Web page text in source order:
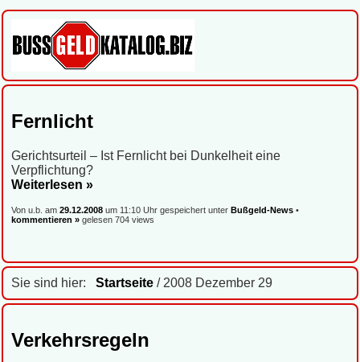
Sie sind hier: Startseite / 2008 Dezember 29
Verkehrsregeln
Fernlicht
Gerichtsurteil – Ist Fernlicht bei Dunkelheit eine
Verpflichtung?
Weiterlesen »
Von u.b. am 29.12.2008 um 11:10 Uhr gespeichert unter Bußgeld-News •
kommentieren » gelesen 704 views